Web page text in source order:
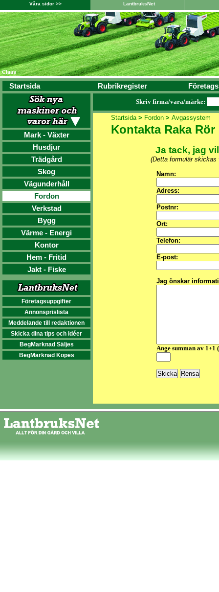
Våra sidor >> LantbruksNet
Startsida Rubrikregister
Mark - Växter
Husdjur
Trädgård
Skog
Vägunderhåll
Fordon
Verkstad
Bygg
Värme - Energi
Kontor
Hem - Fritid
Jakt - Fiske
Företagsuppgifter
Annonsprislista
Meddelande till redaktionen
Skicka dina tips och idéer
BegMarknad Säljes
BegMarknad Köpes
Skriv firma/vara/märke:
Startsida> Fordon> Avgassystem
Kontakta Raka Rör
Ja tack, jag
(Detta formulär
Namn:
Adress:
Postnr:
Ort:
Telefon:
E-post:
Jag önskar
Ange summan av 1+1